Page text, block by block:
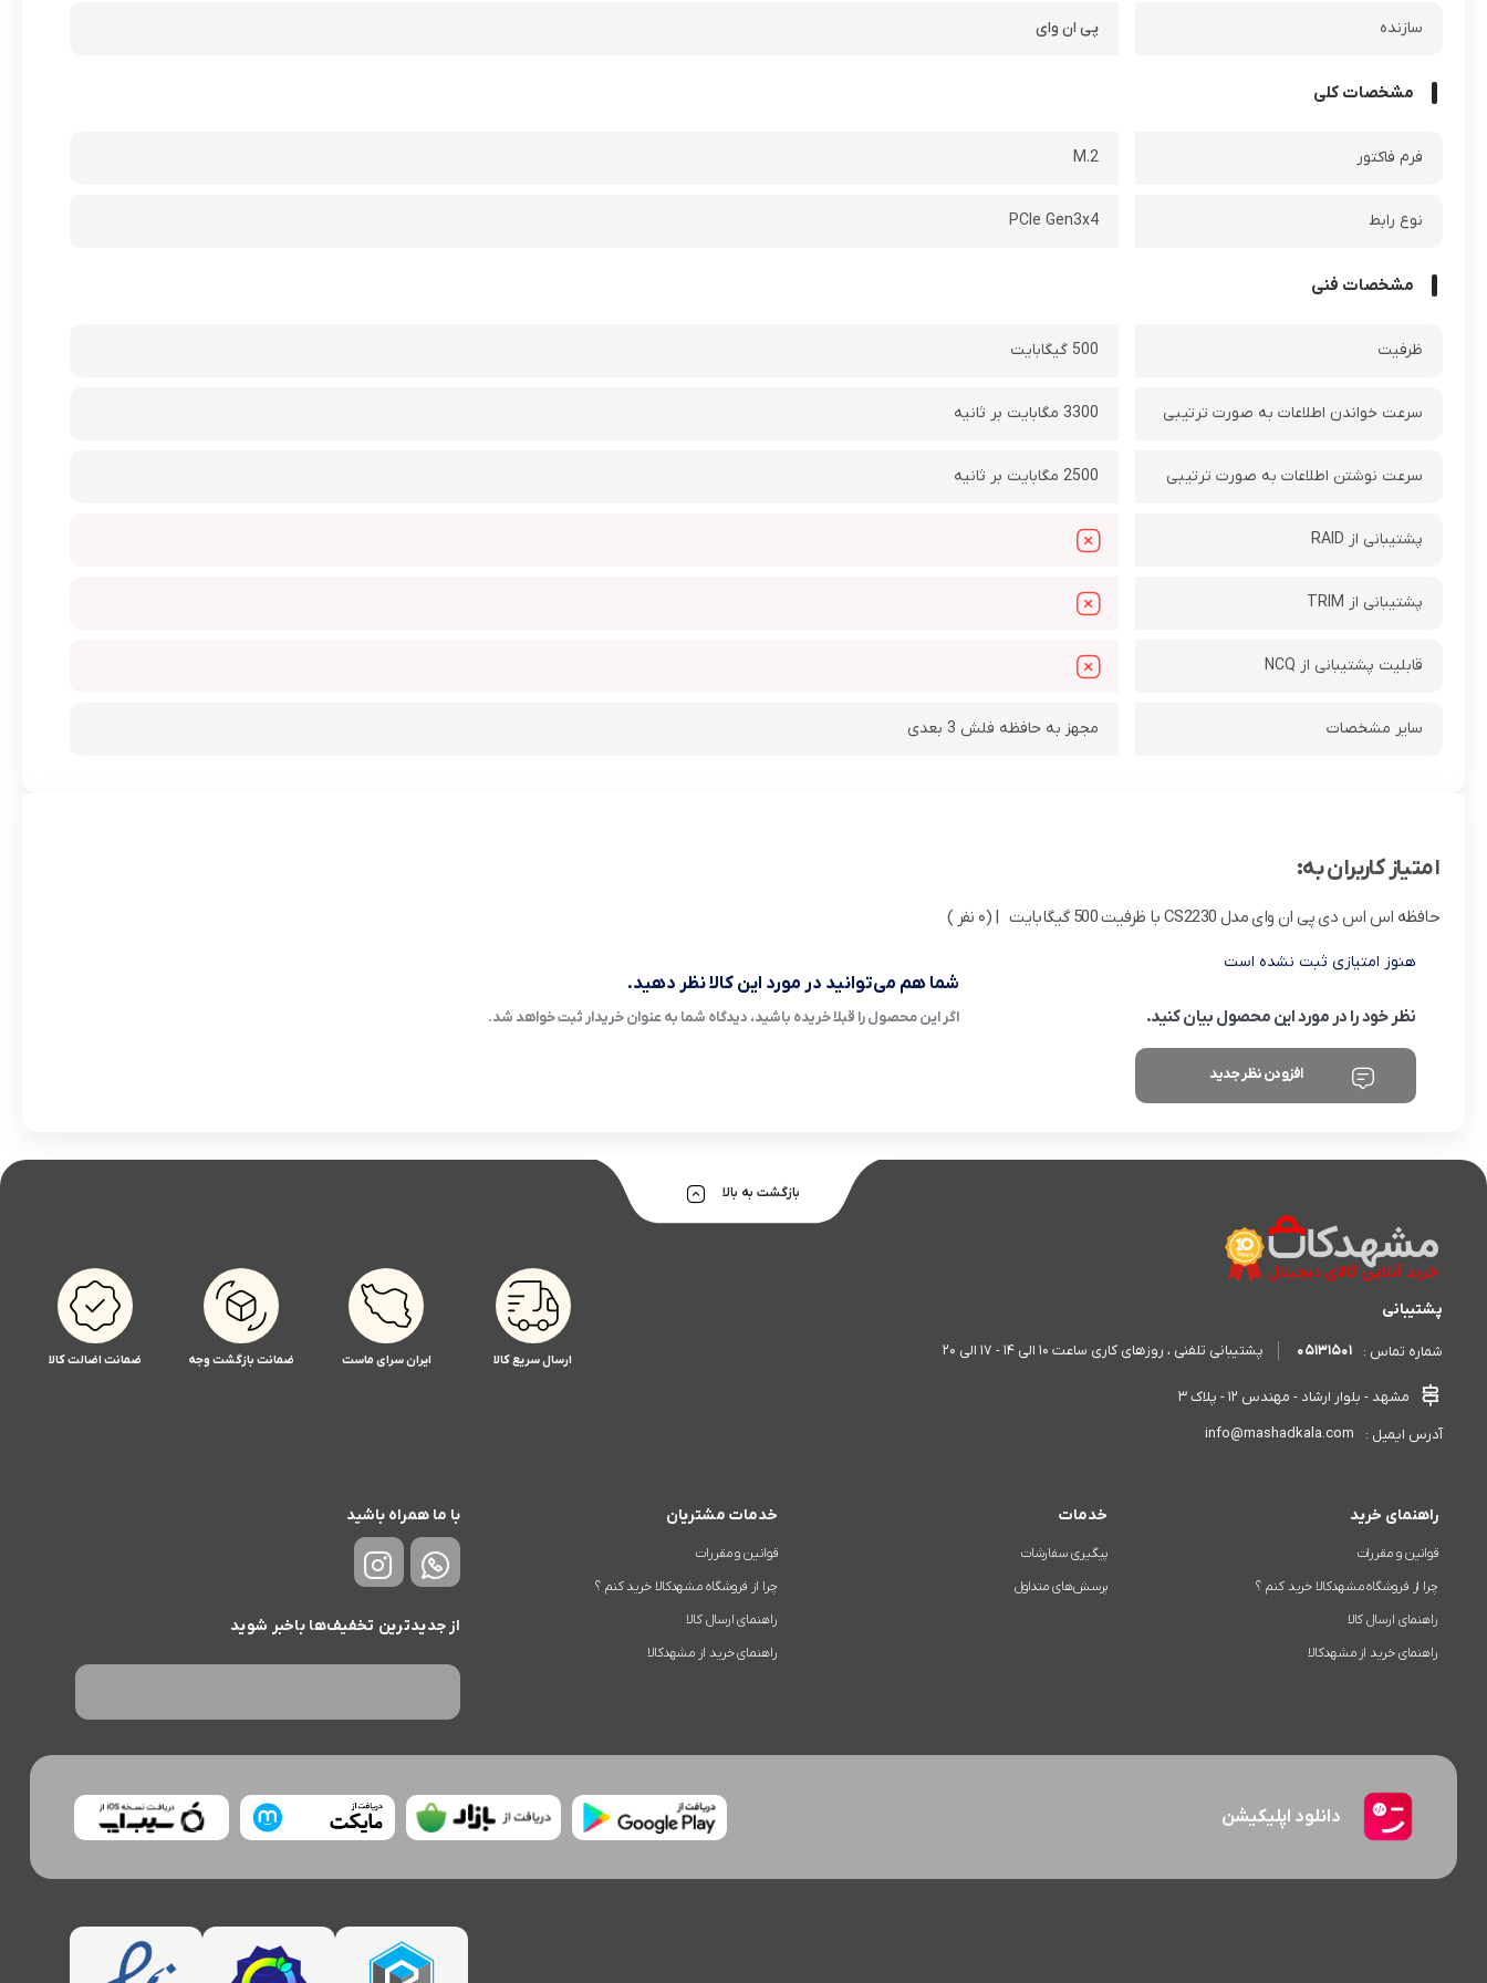
سازنده پی ان وای
مشخصات کلی
فرم فاکتور M.2
نوع رابط PCIe Gen3x4
مشخصات فنی
ظرفیت 500 گیگابایت
سرعت خواندن اطلاعات به صورت ترتيبی 3300 مگابایت بر ثانیه
سرعت نوشتن اطلاعات به صورت ترتيبی 2500 مگابایت بر ثانیه
پشتیبانی از RAID
پشتیبانی از TRIM
قابلیت پشتیبانی از NCQ
سایر مشخصات مجهز به حافظه فلش 3 بعدی
امتیاز کاربران به:
حافظه اس اس دی پی ان وای مدل CS2230 با ظرفیت 500 گیگابایت | (0 نفر )
هنوز امتیازی ثبت نشده است
نظر خود را در مورد این محصول بیان کنید.
افزودن نظر جدید
شما هم می‌توانید در مورد این کالا نظر دهید.
اگر این محصول را قبلا خریده باشید، دیدگاه شما به عنوان خریدار ثبت خواهد شد.
بازگشت به بالا
پشتیبانی
شماره تماس : 05131501 پشتیبانی تلفنی ، روزهای کاری ساعت 10 الی 14 - 17 الی 20
مشهد - بلوار ارشاد - مهندس 12 - پلاک 3
آدرس ایمیل :
info@mashadkala.com
ارسال سریع کالا ایران سرای ماست ضمانت بازگشت وجه ضمانت اضالت کالا
راهنمای خرید
قوانین و مقررات
چرا از فروشگاه مشهدکالا خرید کنم ؟
راهنمای ارسال کالا
راهنمای خرید از مشهدکالا
خدمات
پیگیری سفارشات
پرسش‌های متداول
خدمات مشتریان
قوانین و مقررات
چرا از فروشگاه مشهدکالا خرید کنم ؟
راهنمای ارسال کالا
راهنمای خرید از مشهدکالا
با ما همراه باشید
از جدیدترین تخفیف‌ها باخبر شوید
دانلود اپلیکیشن